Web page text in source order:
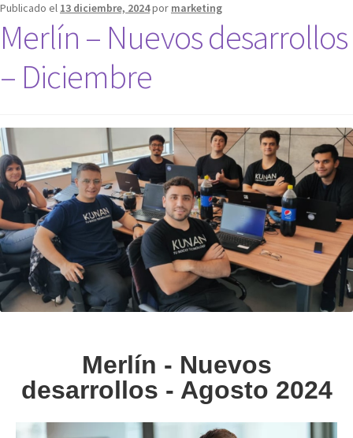
Publicado el 13 diciembre, 2024por marketing
Merlín – Nuevos desarrollos
– Diciembre
Merlín - Nuevos
desarrollos - Agosto 2024